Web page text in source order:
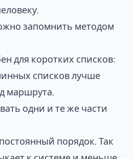
запомнить методом
для коротких списков:
списков лучше
маршрута.
одни и те же части
порядок. Так